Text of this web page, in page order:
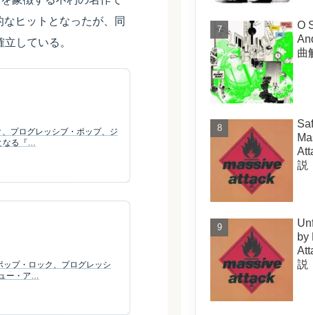
ヒットとなったが、同
している。
プログレッシブ・ポップ、ジ
なる『…
プ・ロック、プログレッシ
ー・ア…
O
曲
説
by
説